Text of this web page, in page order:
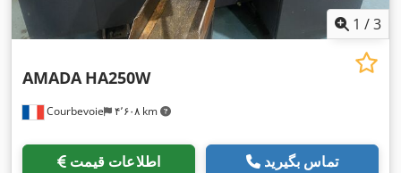
1 /3
Courbevoie ۴٬۶۰۸ km
AMADA HA250W
اطلاعات قیمت تماس بگیرید